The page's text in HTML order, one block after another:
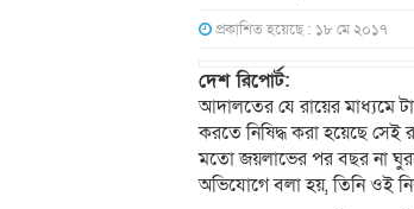
প্রকাশিত হয়েছে : ১৮ মে ২০১৭
দেশ রিপোর্ট:
আদালতের যে রায়ের মাধ্যমে
করতে নিষিদ্ধ করা হয়েছে সেই
মতো জয়লাভের পর বছর না
অভিযোগে বলা হয়, তিনি ওই